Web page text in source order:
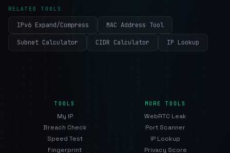
RELATED TOOLS
IPv6 Expand/Compress MAC Address Tool
Subnet Calculator CIDR Calculator IP Lookup
TOOLS
My IP
Breach Check
Speed Test
Fingerprint
MORE TOOLS
WebRTC Leak
Port Scanner
IP Lookup
Privacy Score